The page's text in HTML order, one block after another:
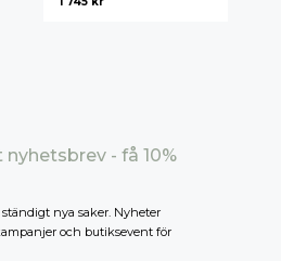
Gavlar
- få 10%
nya saker. Nyheter
och butiksevent för